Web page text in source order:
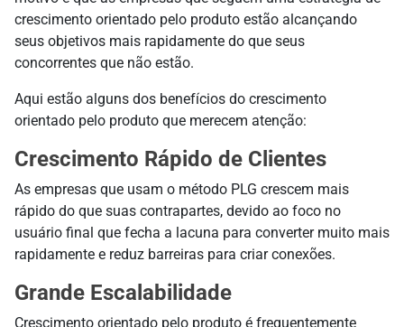
crescimento orientado pelo produto estão alcançando
seus objetivos mais rapidamente do que seus
concorrentes que não estão.
Aqui estão alguns dos benefícios do crescimento
orientado pelo produto que merecem atenção:
Crescimento Rápido de Clientes
As empresas que usam o método PLG crescem mais
rápido do que suas contrapartes, devido ao foco no
usuário final que fecha a lacuna para converter muito mais
rapidamente e reduz barreiras para criar conexões.
Grande Escalabilidade
Crescimento orientado pelo produto é frequentemente